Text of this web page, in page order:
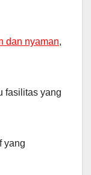
dan nyaman,
fasilitas yang
yang